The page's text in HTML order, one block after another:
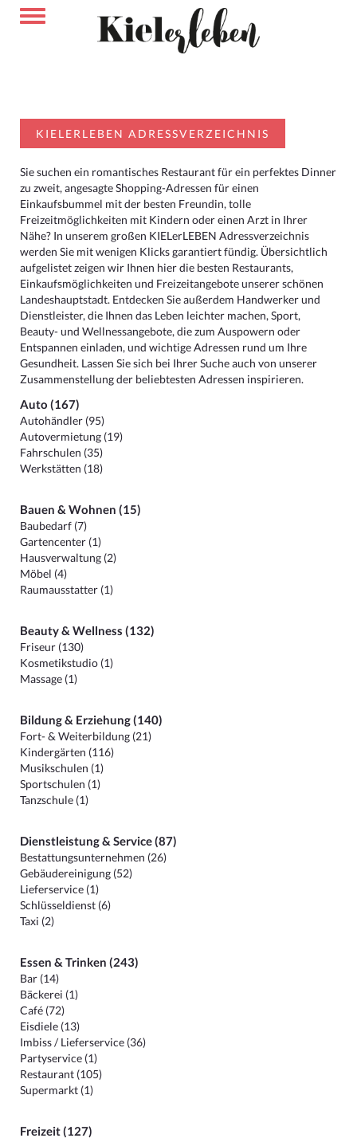
KIELERLEBEN ADRESSVERZEICHNIS
Sie suchen ein romantisches Restaurant für ein perfektes Dinner
zu zweit, angesagte Shopping-Adressen für einen
Einkaufsbummel mit der besten Freundin, tolle
Freizeitmöglichkeiten mit Kindern oder einen Arzt in Ihrer
Nähe? In unserem großen KIELerLEBEN Adressverzeichnis
werden Sie mit wenigen Klicks garantiert fündig. Übersichtlich
aufgelistet zeigen wir Ihnen hier die besten Restaurants,
Einkaufsmöglichkeiten und Freizeitangebote unserer schönen
Landeshauptstadt. Entdecken Sie außerdem Handwerker und
Dienstleister, die Ihnen das Leben leichter machen, Sport,
Beauty- und Wellnessangebote, die zum Auspowern oder
Entspannen einladen, und wichtige Adressen rund um Ihre
Gesundheit. Lassen Sie sich bei Ihrer Suche auch von unserer
Zusammenstellung der beliebtesten Adressen inspirieren.
Auto (167)
Autohändler (95)
Autovermietung (19)
Fahrschulen (35)
Werkstätten (18)
Bauen & Wohnen (15)
Baubedarf (7)
Gartencenter (1)
Hausverwaltung (2)
Möbel (4)
Raumausstatter (1)
Beauty & Wellness (132)
Friseur (130)
Kosmetikstudio (1)
Massage (1)
Bildung & Erziehung (140)
Fort- & Weiterbildung (21)
Kindergärten (116)
Musikschulen (1)
Sportschulen (1)
Tanzschule (1)
Dienstleistung & Service (87)
Bestattungsunternehmen (26)
Gebäudereinigung (52)
Lieferservice (1)
Schlüsseldienst (6)
Taxi (2)
Essen & Trinken (243)
Bar (14)
Bäckerei (1)
Café (72)
Eisdiele (13)
Imbiss / Lieferservice (36)
Partyservice (1)
Restaurant (105)
Supermarkt (1)
Freizeit (127)